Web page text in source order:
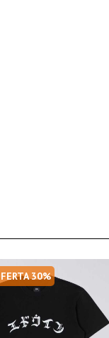
30%